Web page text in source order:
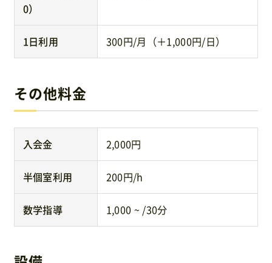
0）
1日利用 300円/月（＋1,000円/日）
その他料金
入会金 2,000円
半個室利用 200円/h
数学指導 1,000 ~ /30分